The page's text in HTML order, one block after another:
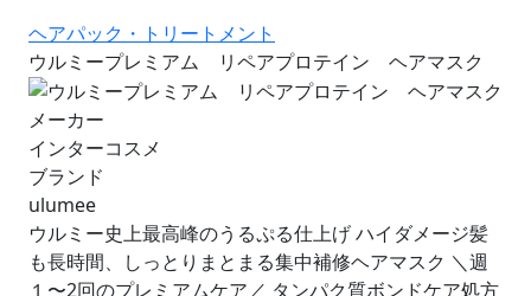
ヘアパック・トリートメント
ウルミープレミアム リペアプロテイン ヘアマスク
メーカー
インターコスメ
ブランド
ulumee
ウルミー史上最高峰のうるぷる仕上げ ハイダメージ髪
も長時間、しっとりまとまる集中補修ヘアマスク ＼週
１〜2回のプレミアムケア／ タンパク質ボンドケア処方